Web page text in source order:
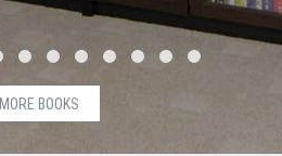
MORE BOOKS